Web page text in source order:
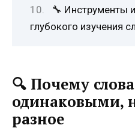
🔧 Инструменты
глубокого изучения
🔍 Почему
одинаковыми,
разное